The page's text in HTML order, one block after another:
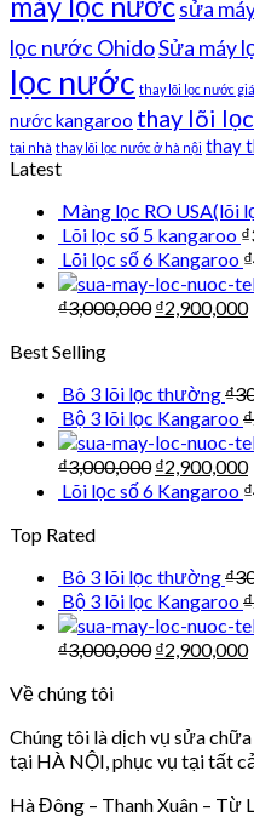
sửa
lọc nước OhidoSửa máy
lọc nước thay lõi lọc nước
nước kangaroo thay lõi
tại nhà thay lõi lọc nước ở hà nội thay
Latest
Màng lọc RO USA(lõi
Lõi lọc số 5 kangaroo ₫
Lõi lọc số 6 Kangaroo ₫
₫3,000,000 ₫2,900,000
Best Selling
Bô 3 lõi lọc thường₫
Bộ 3 lõi lọc Kangaroo₫
₫3,000,000 ₫2,900,000
Lõi lọc số 6 Kangaroo ₫
Top Rated
Bô 3 lõi lọc thường₫
Bộ 3 lõi lọc Kangaroo₫
₫3,000,000 ₫2,900,000
Về chúng tôi
Chúng tôi là dịch vụ sửa
tại HÀ NỘI, phục vụ tại tất
Hà Đông – Thanh Xuân – Từ